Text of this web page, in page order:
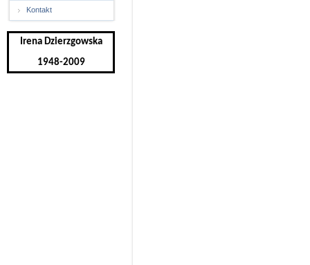
Kontakt
Irena Dzierzgowska
1948-2009